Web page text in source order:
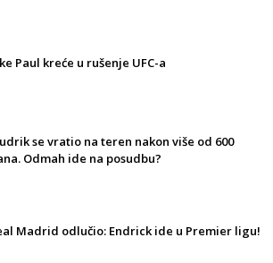
Paul kreće u rušenje UFC-a
se vratio na teren nakon više od 600
Odmah ide na posudbu?
Madrid odlučio: Endrick ide u Premier ligu!